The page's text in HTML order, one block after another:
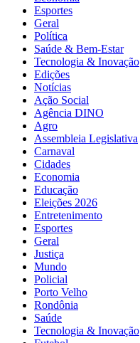
Esportes
Geral
Política
Saúde & Bem-Estar
Tecnologia & Inovação
Edições
Notícias
Ação Social
Agência DINO
Agro
Assembleia Legislativa
Carnaval
Cidades
Economia
Educação
Eleições 2026
Entretenimento
Esportes
Geral
Justiça
Mundo
Policial
Porto Velho
Rondônia
Saúde
Tecnologia & Inovação